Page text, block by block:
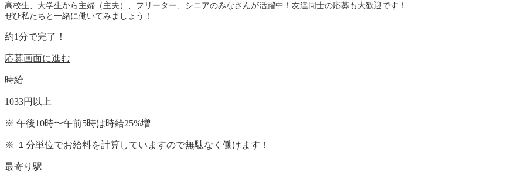
高校生、大学生から主婦（主夫）、フリーター、シニアのみなさんが活躍中！友達同士の応募も大歓迎です！
ぜひ私たちと一緒に働いてみましょう！
約1分で完了！
応募画面に進む
時給
1033円 以上
※ 午後10時〜午前5時は時給25%増
※ １分単位でお給料を計算していますので無駄なく働けます！
最寄り駅